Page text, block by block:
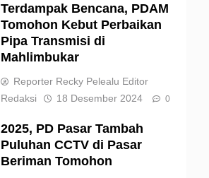
Terdampak Bencana, PDAM
Tomohon Kebut Perbaikan
Pipa Transmisi di
Mahlimbukar
Reporter Recky Pelealu Editor
Redaksi
18 Desember 2024 0
2025, PD Pasar Tambah
Puluhan CCTV di Pasar
Beriman Tomohon